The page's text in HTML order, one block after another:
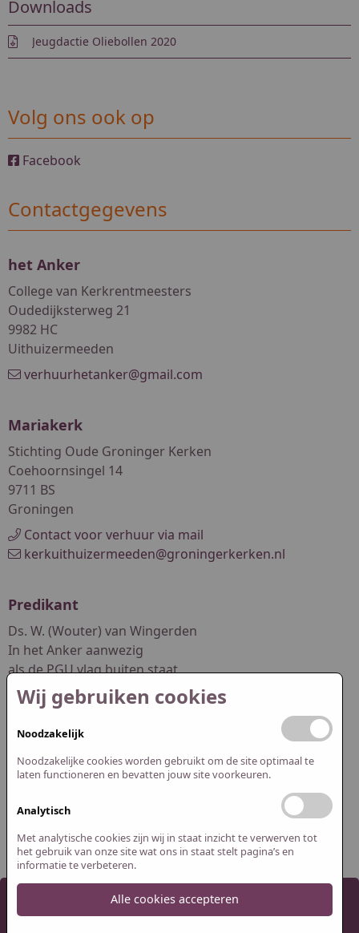
Downloads
Jeugdactie Oliebollen 2020
Volg ons ook op
Facebook
Contactgegevens
het Anker
College van Kerkrentmeesters
Oudedijksterweg 21
9982 HC
Uithuizermeeden
verhuurhetanker@gmail.com
Mariakerk
Stichting Oude Groninger Kerken
Coehoornsingel 14
9711 BS
Groningen
Contact voor verhuur via mail
kerkuithuizermeeden@groningerkerken.nl
Predikant
Ds. W. (Wouter) van Wingerden
In het Anker aanwezig
als de PGU vlag buiten staat
dswouter.vanwingerden@pgwuur.nl
Redactie website
Abel Smit
redactie@pguithuizermeeden.nl
2026 Protestantse Gemeente Uithuizermeeden
Wij gebruiken cookies
Noodzakelijk
Noodzakelijke cookies worden gebruikt om de site optimaal te
laten functioneren en bevatten jouw site voorkeuren.
Analytisch
Met analytische cookies zijn wij in staat inzicht te verwerven tot
het gebruik van onze site wat ons in staat stelt pagina’s en
informatie te verbeteren.
Alle cookies accepteren